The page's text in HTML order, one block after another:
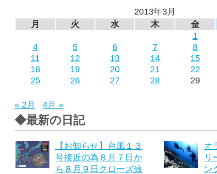
2013年3月
月
火 水 木
金
1
4
5 6 7
8
11
12 13 14
15
18
19 20 21
22
25
26 27 28 29
« 2月 4月 »
◆最新の日記
【お知らせ】台風１３
号接近の為８月７日か
ら８月９日クローズ致
オ
リ
ン